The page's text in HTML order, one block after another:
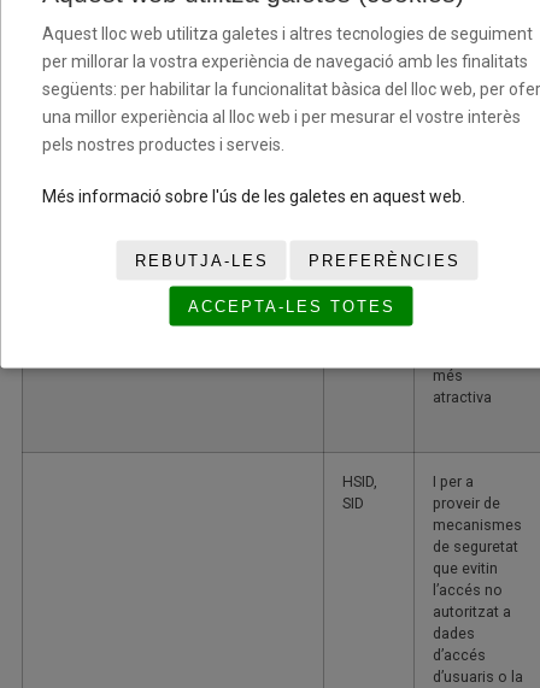
SAPISID
SSID
També per al
recompte,
d’usuaris que
NID
més
atractiva
HSID,
SID
I per a
proveir de
mecanismes
de seguretat
que evitin
l’accés no
autoritzat a
dades
d’accés
d’usuaris o la
Aquest lloc web utilitza galetes i altres tecnologies de seguiment
per millorar la vostra experiència de navegació amb les finalitats
següents: per habilitar la funcionalitat bàsica del lloc web, per
una millor experiència al lloc web i per mesurar el vostre interès
pels nostres productes i serveis.
Més informació sobre l'ús de les galetes en aquest web.
REBUTJA-LES PREFERÈNCIES
ACCEPTA-LES TOTES